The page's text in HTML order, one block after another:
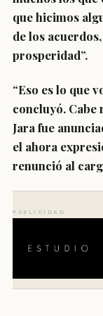
que hicimos
de los
prosperidad”.
“Eso es lo que
concluyó. Cabe
Jara fue
el ahora
renunció al
PUBLICIDAD